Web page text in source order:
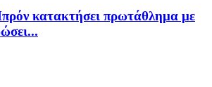
κατακτήσει πρωτάθλημα με